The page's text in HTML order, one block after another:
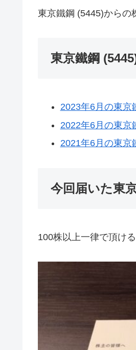
東京鐵鋼 (5445)からの
東京鐵鋼
2023年6月の東京
2022年6月の東京
2021年6月の東京
今回届いた東
100株以上一律で頂け